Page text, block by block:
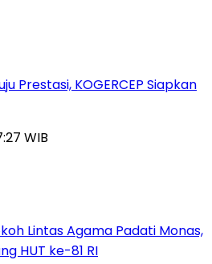
Prestasi, KOGERCEP Siapkan
WIB
Lintas Agama Padati Monas,
HUT ke-81 RI